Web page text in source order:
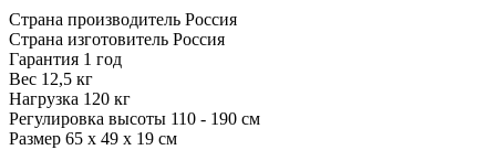
Страна производитель Россия
Страна изготовитель Россия
Гарантия 1 год
Вес 12,5 кг
Нагрузка 120 кг
Регулировка высоты 110 - 190 см
Размер 65 х 49 х 19 см